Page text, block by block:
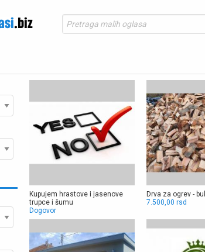
Kupujem hrastove i jasenove
trupce i šumu
Dogovor
Drva za ogrev -
7.500,00 rsd